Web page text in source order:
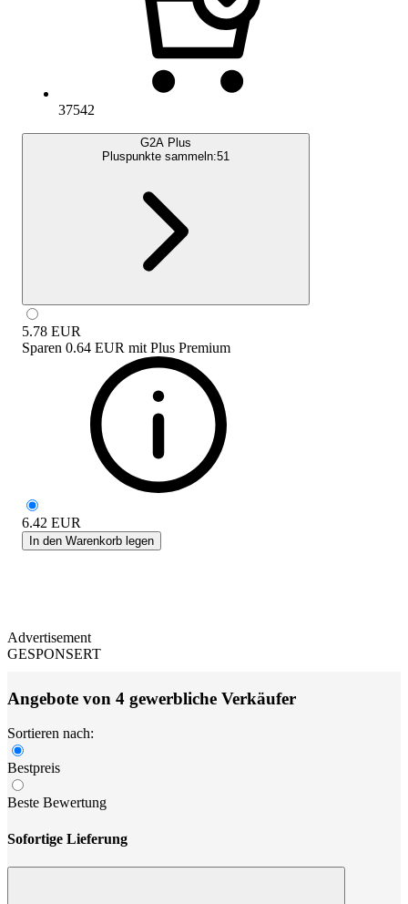
37542
G2A Plus
Pluspunkte sammeln:51
5.78 EUR
Sparen 0.64 EUR mit Plus Premium
6.42 EUR
In den Warenkorb legen
Advertisement
GESPONSERT
Angebote von 4 gewerbliche Verkäufer
Sortieren nach:
Bestpreis
Beste Bewertung
Sofortige Lieferung